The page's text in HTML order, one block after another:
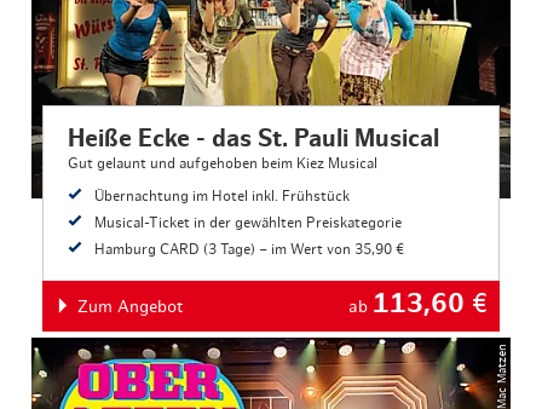
Heiße Ecke - das St. Pauli Musical
Gut gelaunt und aufgehoben beim Kiez Musical
Übernachtung im Hotel inkl. Frühstück
Musical-Ticket in der gewählten Preiskategorie
Hamburg CARD (3 Tage) – im Wert von 35,90 €
Zum Angebot ab 113,60 €